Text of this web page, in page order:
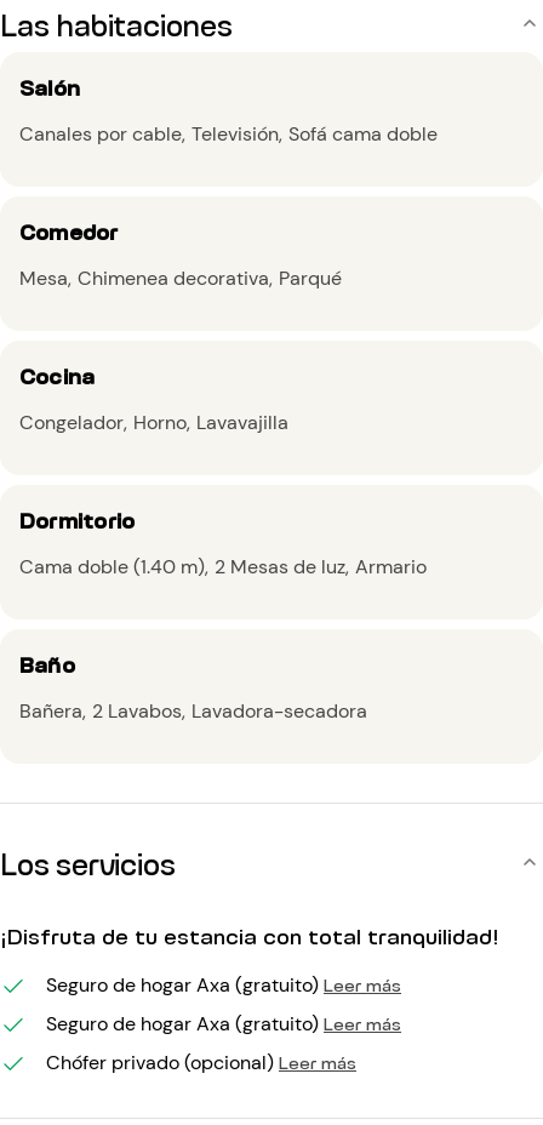
Las habitaciones
Salón
Canales por cable Televisión Sofá cama doble
Comedor
Mesa Chimenea decorativa Parqué
Cocina
Congelador Horno Lavavajilla
Dormitorio
Cama doble (1.40 m) 2 Mesas de luz Armario
Baño
Bañera 2 Lavabos Lavadora-secadora
Los servicios
¡Disfruta de tu estancia con total tranquilidad!
Seguro de hogar Axa (gratuito) Leer más
Seguro de hogar Axa (gratuito) Leer más
Chófer privado (opcional) Leer más